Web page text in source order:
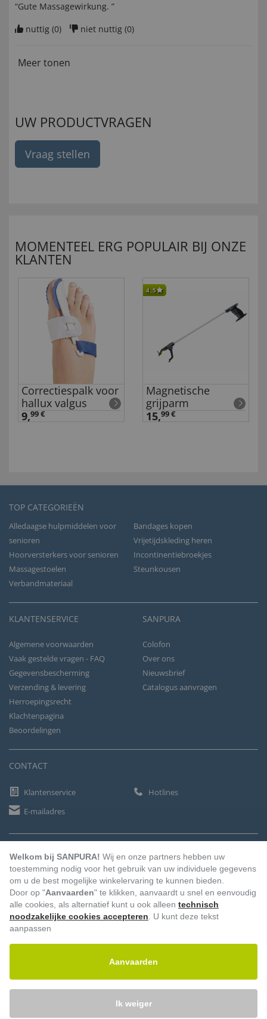
“Gute Massagewirkung. ”
nuttig (0) niet nuttig (0)
Meer tonen
UW PRODUCTVRAGEN
Vraag stellen
MOMENTEEL ERG POPULAIR BIJ ONZE
KLANTEN
Correctiespalk voor
hallux valgus
9,99 €
4,5
Magnetische
grijparm
15,99 €
TOP CATEGORIEËN
Alledaagse hulpmiddelen voor
senioren
Bandages kopen
Vrijetijdskleding heren
Hoorversterkers voor senioren
Incontinentiebroekjes
Massagestoelen
Steunkousen
Verbandmateriaal
KLANTENSERVICE
Algemene voorwaarden
Vaak gestelde vragen - FAQ
Gegevensbescherming
Verzending & levering
Herroepingsrecht
Klachtenpagina
Beoordelingen
SANPURA
Colofon
Over ons
Nieuwsbrief
Catalogus aanvragen
CONTACT
Klantenservice
Hotlines
E-mailadres
Vooruitbetaling Factuur Automatische afschrijving
Welkom bij SANPURA! Wij en onze partners hebben uw
toestemming nodig voor het gebruik van uw individuele gegevens
om u de best mogelijke winkelervaring te kunnen bieden.
Door op "Aanvaarden" te klikken, aanvaardt u snel en eenvoudig
alle cookies, als alternatief kunt u ook alleen technisch
noodzakelijke cookies accepteren . U kunt deze tekst
aanpassen
Aanvaarden
Ik weiger